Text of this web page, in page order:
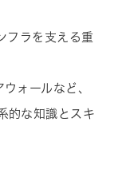
フラを支える重
ォールなど、
的な知識とスキ